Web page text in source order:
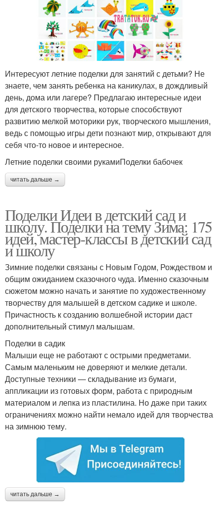
Интересуют летние поделки для занятий с детьми? Не
знаете, чем занять ребенка на каникулах, в дождливый
день, дома или лагере? Предлагаю интересные идеи
для детского творчества, которые способствуют
развитию мелкой моторики рук, творческого мышления,
ведь с помощью игры дети познают мир, открывают для
себя что-то новое и интересное.
Летние поделки своими рукамиПоделки бабочек
читать дальше →
Поделки Идеи в детский сад и
школу. Поделки на тему Зима: 175
идей, мастер-классы в детский сад
и школу
Зимние поделки связаны с Новым Годом, Рождеством и
общим ожиданием сказочного чуда. Именно сказочным
сюжетом можно начать и занятие по художественному
творчеству для малышей в детском садике и школе.
Причастность к созданию волшебной истории даст
дополнительный стимул малышам.
Поделки в садик
Малыши еще не работают с острыми предметами.
Самым маленьким не доверяют и мелкие детали.
Доступные техники — складывание из бумаги,
аппликации из готовых форм, работа с природным
материалом и лепка из пластилина. Но даже при таких
ограничениях можно найти немало идей для творчества
на зимнюю тему.
читать дальше →